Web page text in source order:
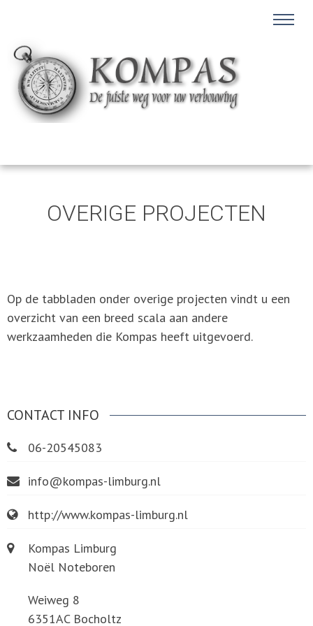
OVERIGE PROJECTEN
Op de tabbladen onder overige projecten vindt u een
overzicht van een breed scala aan andere
werkzaamheden die Kompas heeft uitgevoerd.
CONTACT INFO
06-20545083
info@kompas-limburg.nl
http://www.kompas-limburg.nl
Kompas Limburg
Noël Noteboren
Weiweg 8
6351AC Bocholtz